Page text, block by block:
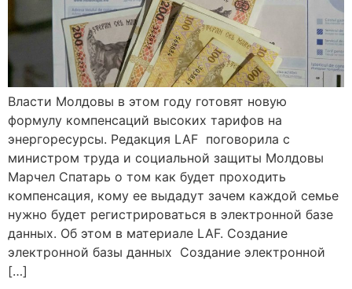
Власти Молдовы в этом году готовят новую
формулу компенсаций высоких тарифов на
энергоресурсы. Редакция LAF поговорила с
министром труда и социальной защиты Молдовы
Марчел Спатарь о том как будет проходить
компенсация, кому ее выдадут зачем каждой семье
нужно будет регистрироваться в электронной базе
данных. Об этом в материале LAF. Создание
электронной базы данных Создание электронной
[…]